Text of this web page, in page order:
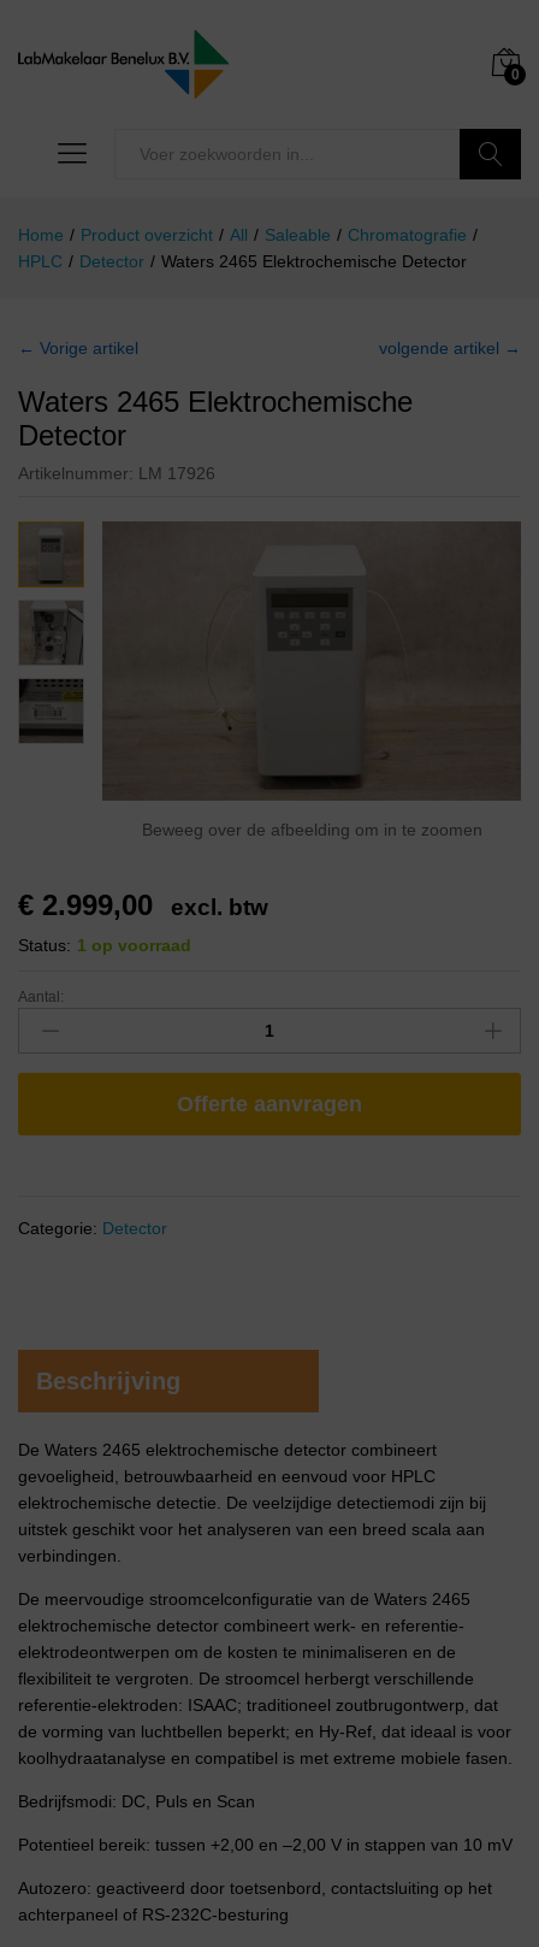
0
Home / Product overzicht / All / Saleable / Chromatografie /
HPLC / Detector / Waters 2465 Elektrochemische Detector
← Vorige artikel volgende artikel →
Waters 2465 Elektrochemische
Detector
Artikelnummer: LM 17926
Beweeg over de afbeelding om in te zoomen
€ 2.999,00 excl. btw
Status: 1 op voorraad
Aantal:
Offerte aanvragen
Categorie: Detector
Beschrijving
De Waters 2465 elektrochemische detector combineert
gevoeligheid, betrouwbaarheid en eenvoud voor HPLC
elektrochemische detectie. De veelzijdige detectiemodi zijn bij
uitstek geschikt voor het analyseren van een breed scala aan
verbindingen.
De meervoudige stroomcelconfiguratie van de Waters 2465
elektrochemische detector combineert werk- en referentie-
elektrodeontwerpen om de kosten te minimaliseren en de
flexibiliteit te vergroten. De stroomcel herbergt verschillende
referentie-elektroden: ISAAC; traditioneel zoutbrugontwerp, dat
de vorming van luchtbellen beperkt; en Hy-Ref, dat ideaal is voor
koolhydraatanalyse en compatibel is met extreme mobiele fasen.
Bedrijfsmodi: DC, Puls en Scan
Potentieel bereik: tussen +2,00 en –2,00 V in stappen van 10 mV
Autozero: geactiveerd door toetsenbord, contactsluiting op het
achterpaneel of RS-232C-besturing